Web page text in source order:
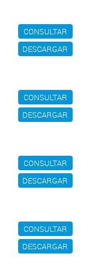
CONSULTAR
DESCARGAR
CONSULTAR
DESCARGAR
CONSULTAR
DESCARGAR
CONSULTAR
DESCARGAR